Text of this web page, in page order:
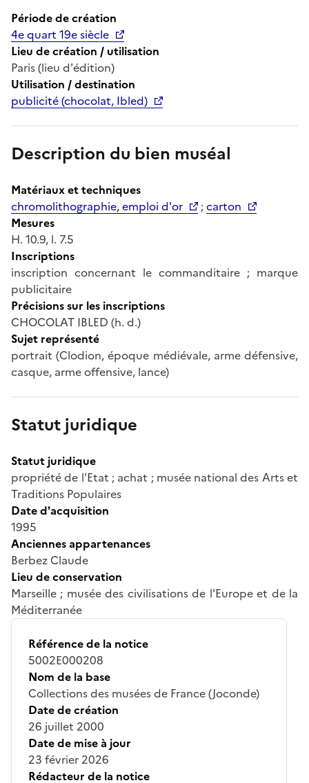
Période de création
4e quart 19e siècle
Lieu de création / utilisation
Paris (lieu d'édition)
Utilisation / destination
publicité (chocolat, Ibled)
Description du bien muséal
Matériaux et techniques
chromolithographie, emploi d'or
;carton
Mesures
H. 10.9, l. 7.5
Inscriptions
inscription concernant le commanditaire ; marque
publicitaire
Précisions sur les inscriptions
CHOCOLAT IBLED (h. d.)
Sujet représenté
portrait (Clodion, époque médiévale, arme défensive,
casque, arme offensive, lance)
Statut juridique
Statut juridique
propriété de l'Etat ; achat ; musée national des Arts et
Traditions Populaires
Date d'acquisition
1995
Anciennes appartenances
Berbez Claude
Lieu de conservation
Marseille ; musée des civilisations de l'Europe et de la
Méditerranée
Référence de la notice
5002E000208
Nom de la base
Collections des musées de France (Joconde)
Date de création
26 juillet 2000
Date de mise à jour
23 février 2026
Rédacteur de la notice